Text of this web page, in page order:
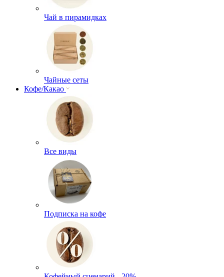
Чай в пирамидках
Чайные сеты
Кофе/Какао
Все виды
Подписка на кофе